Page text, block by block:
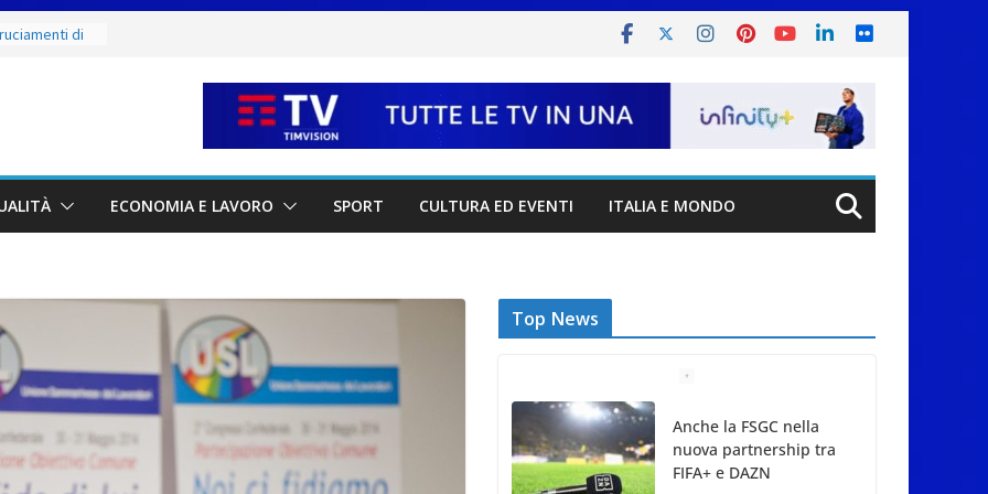
di
della città e
sul
locali
luoghi del
ECONOMIA E LAVORO SPORT CULTURA ED EVENTI ITALIA E MONDO
Top News
Anche la FSGC nella
nuova partnership tra
FIFA+ e DAZN